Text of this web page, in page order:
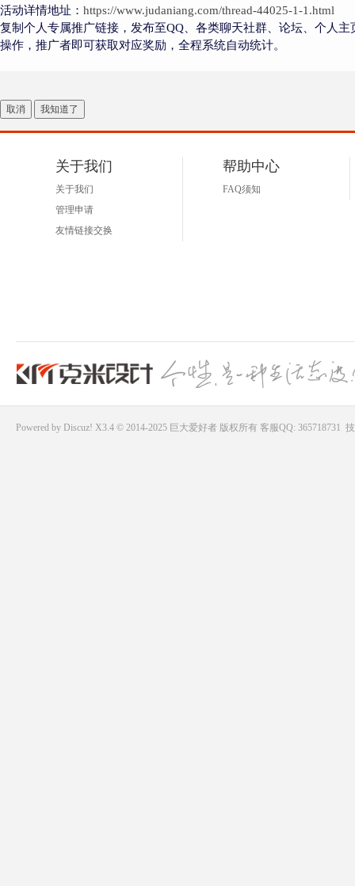
活动详情地址： https://www.judaniang.com/thread-44025-1-1.html
复制个人专属推广链接，发布至QQ、各类聊天社群、论坛、个人
操作，推广者即可获取对应奖励，全程系统自动统计。
取消 我知道了
关于我们
关于我们
管理申请
友情链接交换
帮助中心
FAQ须知
Powered by Discuz! X3.4 © 2014-2025 巨大爱好者版权所有 客服QQ: 365718731